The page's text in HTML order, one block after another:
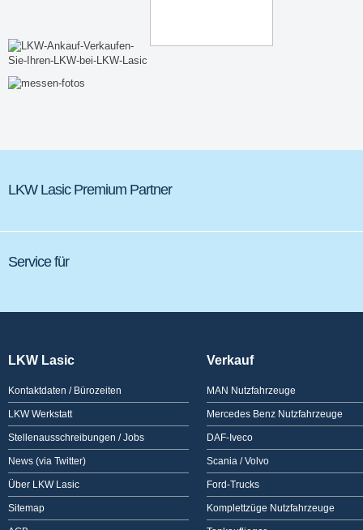
LKW Lasic Premium Partner
Service für
LKW Lasic
Kontaktdaten / Bürozeiten
LKW Werkstatt
Stellenausschreibungen / Jobs
News (via Twitter)
Über LKW Lasic
Sitemap
Verkauf
MAN Nutzfahrzeuge
Mercedes Benz Nutzfahrzeuge
DAF-Iveco
Scania / Volvo
Ford-Trucks
Komplettzüge Nutzfahrzeuge